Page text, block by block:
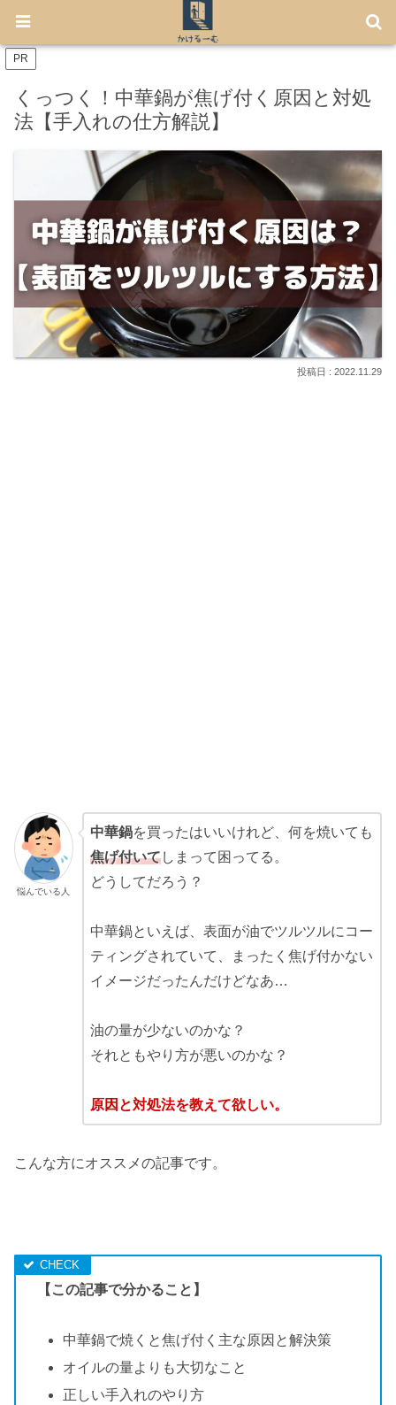
【7月から免許不要に！】電動キックボード「LUUP」の始め方
PR
くっつく！中華鍋が焦げ付く原因と対処
法【手入れの仕方解説】
2022.11.29
悩んでいる人
中華鍋を買ったはいいけれど、何を焼いても
焦げ付いてしまって困ってる。
どうしてだろう？
中華鍋といえば、表面が油でツルツルにコー
ティングされていて、まったく焦げ付かない
イメージだったんだけどなあ…
油の量が少ないのかな？
それともやり方が悪いのかな？
原因と対処法を教えて欲しい。
こんな方にオススメの記事です。
【この記事で分かること】
中華鍋で焼くと焦げ付く主な原因と解決策
オイルの量よりも大切なこと
正しい手入れのやり方